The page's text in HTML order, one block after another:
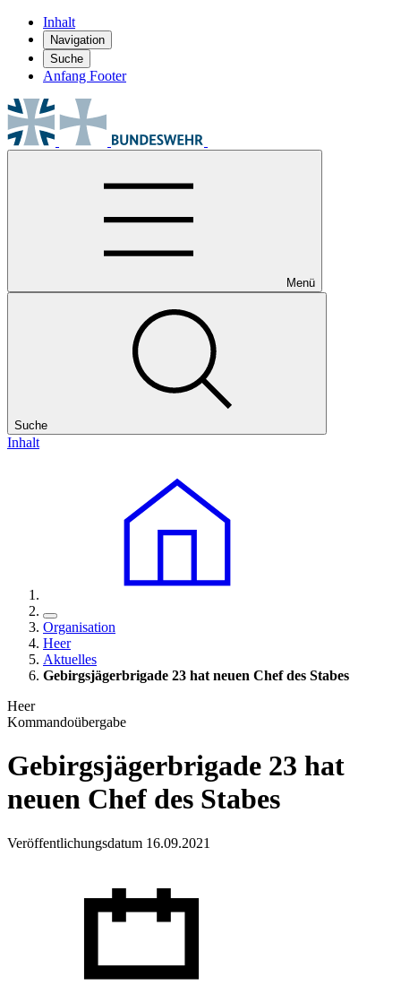
Inhalt
Navigation
Suche
Anfang Footer
Menü
Suche
Inhalt
Organisation
Heer
Aktuelles
Gebirgsjägerbrigade 23 hat neuen Chef des Stabes
Heer
Kommandoübergabe
Gebirgsjägerbrigade 23 hat
neuen Chef des Stabes
Veröffentlichungsdatum 16.09.2021